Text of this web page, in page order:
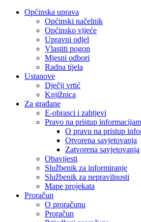
Općinska uprava
Općinski načelnik
Općinsko vijeće
Upravni odjel
Vlastiti pogon
Mjesni odbori
Radna tijela
Ustanove
Dječji vrtić
Knjižnica
Za građane
E-obrasci i zahtjevi
Pravo na pristup
O pravu na pristup
Otvorena savjetovanja
Zatvorena savjetovanja
Obavijesti
Službenik za informiranje
Službenik za nepravilnosti
Mape projekata
Proračun
O proračunu
Proračun